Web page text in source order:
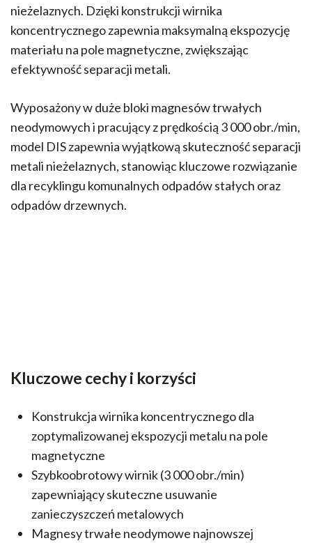
nieżelaznych. Dzięki konstrukcji wirnika
koncentrycznego zapewnia maksymalną ekspozycję
materiału na pole magnetyczne, zwiększając
efektywność separacji metali.
Wyposażony w duże bloki magnesów trwałych
neodymowych i pracujący z prędkością 3 000 obr./min,
model DIS zapewnia wyjątkową skuteczność separacji
metali nieżelaznych, stanowiąc kluczowe rozwiązanie
dla recyklingu komunalnych odpadów stałych oraz
odpadów drzewnych.
Kluczowe cechy i korzyści
Konstrukcja wirnika koncentrycznego dla
zoptymalizowanej ekspozycji metalu na pole
magnetyczne
Szybkoobrotowy wirnik (3 000 obr./min)
zapewniający skuteczne usuwanie
zanieczyszczeń metalowych
Magnesy trwałe neodymowe najnowszej